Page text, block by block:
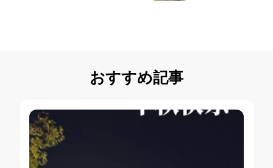
おすすめ記事